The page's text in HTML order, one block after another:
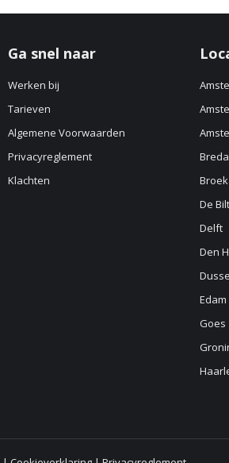
Ga snel naar
Werken bij
Tarieven
Algemene Voorwaarden
Privacyreglement
Klachten
Breda
De Bilt
Delft
Den
Edam
Goes